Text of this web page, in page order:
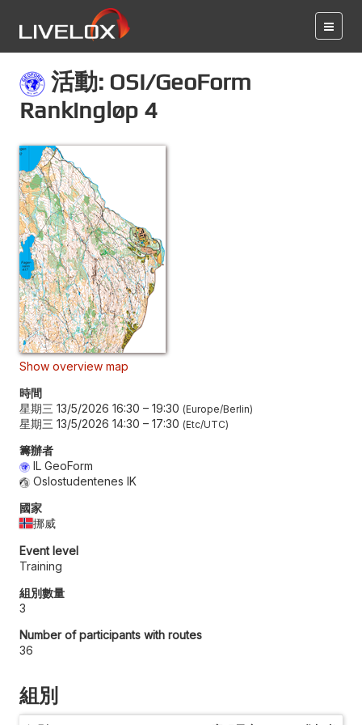
活動: OSI/GeoForm
Rankingløp 4
Show overview map
時間
星期三 13/5/2026 16:30 – 19:30 Europe/Berlin
星期三 13/5/2026 14:30 – 17:30 Etc/UTC
籌辦者
IL GeoForm
Oslostudentenes IK
國家
挪威
Event level
Training
組別數量
3
Number of participants with routes
36
組別